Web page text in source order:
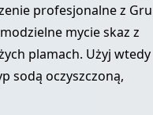
profesjonalne z
mycie skaz z
plamach. Użyj wtedy
sodą oczyszczoną,